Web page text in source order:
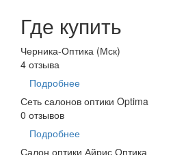
Где купить
Черника-Оптика (Мск)
4 отзыва
Подробнее
Сеть салонов оптики Optima
0 отзывов
Подробнее
Салон оптики Айрис Оптика